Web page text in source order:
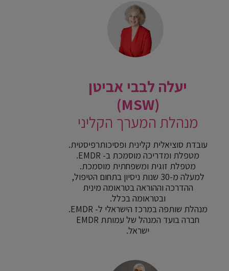
יעלה לבבי אביטן
(MSW)
מנהלת המערך הקליני
עובדת סוציאלית קלינית ופסיכותרפיסטית.
מטפלת ומדריכה מוסמכת ב- EMDR.
מטפלת זוגית ומשפחתית מוסמכת.
למעלה מ-30 שנות ניסיון בתחום הטיפול,
ההדרכה וההוראה בטראומה מינית
ובטראומה בכלל.
מנהלת שותפה במרכז הישראלי ל- EMDR.
חברה בועד המנהל של עמותת EMDR
ישראל.